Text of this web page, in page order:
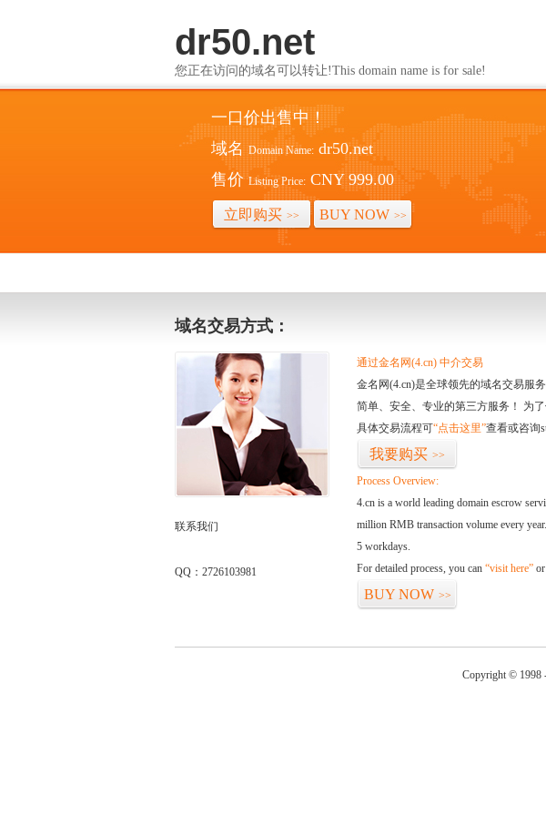
dr50.net
您正在访问的域名可以转让!This domain name is for sale!
一口价出售中！
域名 Domain Name: dr50.net
售价 Listing Price: CNY 999.00
立即购买 >> BUY NOW >>
域名交易方式：
联系我们
QQ：2726103981
通过金名网(4.cn) 中介交易
金名网(4.cn)是全球领先的域名交易服
简单、安全、专业的第三方服务！ 为
具体交易流程可“点击这里”查看或咨询
我要购买 >>
Process Overview:
4.cn is a world leading domain escrow
million RMB transaction volume every
5 workdays.
For detailed process, you can “visit here”
BUY NOW >>
Copyright © 1998